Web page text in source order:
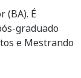
(BA). É
graduado
e Mestrando